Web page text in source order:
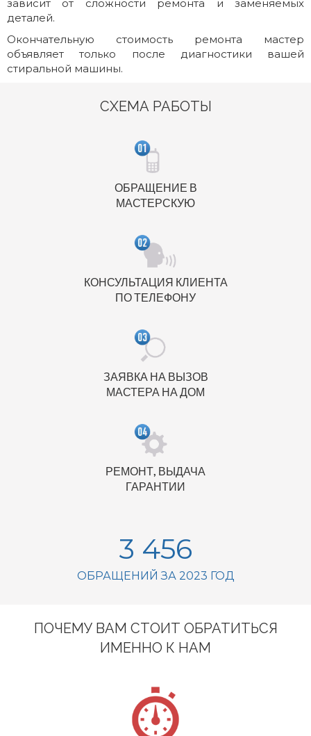
зависит от сложности ремонта и заменяемых
деталей.
Окончательную стоимость ремонта мастер
объявляет только после диагностики вашей
стиральной машины.
СХЕМА РАБОТЫ
ОБРАЩЕНИЕ В
МАСТЕРСКУЮ
КОНСУЛЬТАЦИЯ КЛИЕНТА
ПО ТЕЛЕФОНУ
ЗАЯВКА НА ВЫЗОВ
МАСТЕРА НА ДОМ
РЕМОНТ, ВЫДАЧА
ГАРАНТИИ
3 456
ОБРАЩЕНИЙ ЗА 2023 ГОД
ПОЧЕМУ ВАМ СТОИТ ОБРАТИТЬСЯ
ИМЕННО К НАМ